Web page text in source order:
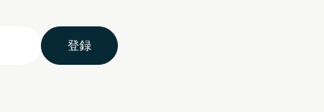
登録